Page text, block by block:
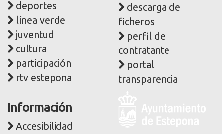
deportes
línea verde
juventud
cultura
participación
rtv estepona
descarga de
ficheros
perfil de
contratante
portal
transparencia
Información
Accesibilidad